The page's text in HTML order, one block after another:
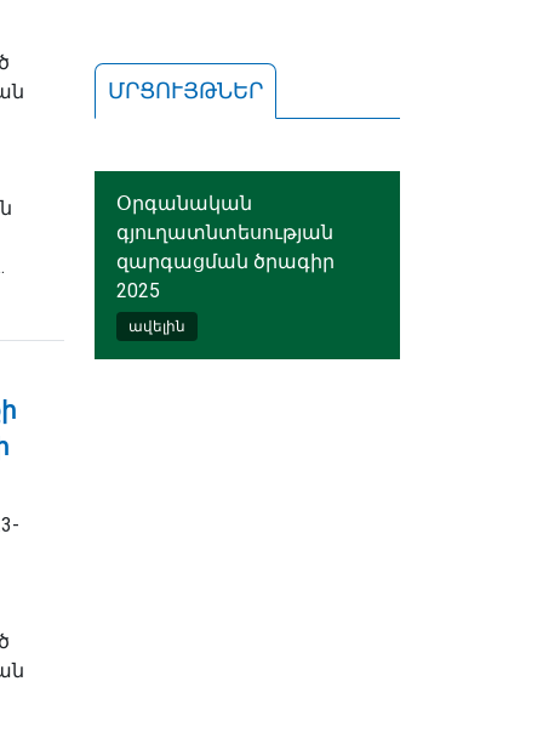
ՄՐՑՈՒՅԹՆԵՐ
Օրգանական
գյուղատնտեսության
զարգացման ծրագիր
2025
ավելին